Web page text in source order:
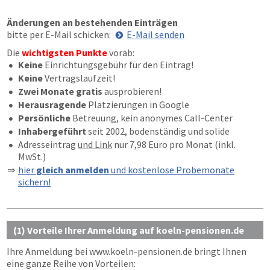
Die wichtigsten Punktevorab:
Keine Einrichtungsgebühr für den Eintrag!
KeineVertragslaufzeit!
Zwei Monate gratis ausprobieren!
Änderungen an bestehenden Einträgen
bitte per E-Mail schicken:
E-Mail senden
Herausragende Platzierungen in Google
Persönliche Betreuung, kein anonymes Call-Center
Inhabergeführt seit 2002, bodenständig und solide
Adresseintrag und Link nur 7,98 Euro pro Monat (inkl.
MwSt.)
hier gleich anmelden und kostenlose Probemonate
sichern!
(1) Vorteile Ihrer Anmeldung auf koeln-pensionen.de
Ihre Anmeldung bei www.koeln-pensionen.de bringt Ihnen
eine ganze Reihe von Vorteilen: